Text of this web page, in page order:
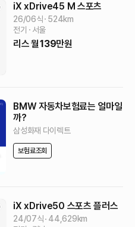
iX xDrive45 M 스포츠
26/06식 524km
전기
서울
리스월139만원
BMW 자동차보험료는 얼마일
까?
삼성화재 다이렉트
보험료조회
iX xDrive50 스포츠 플러스
24/07식 44,629km